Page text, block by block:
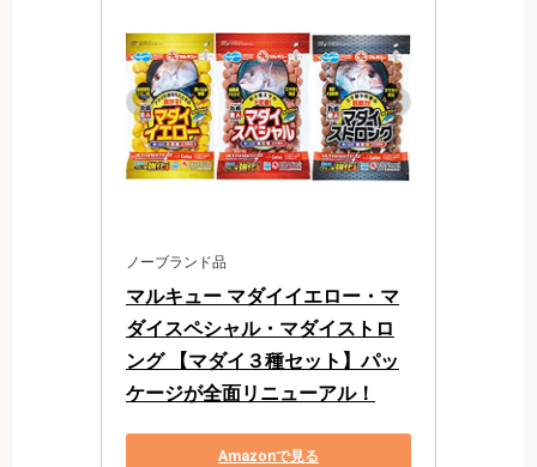
ノーブランド品
マルキュー マダイイエロー・マ
ダイスペシャル・マダイストロ
ング 【マダイ３種セット】パッ
ケージが全面リニューアル！
Amazonで見る